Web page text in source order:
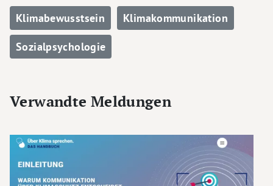
Klimabewusstsein Klimakommunikation
Sozialpsychologie
Verwandte Meldungen